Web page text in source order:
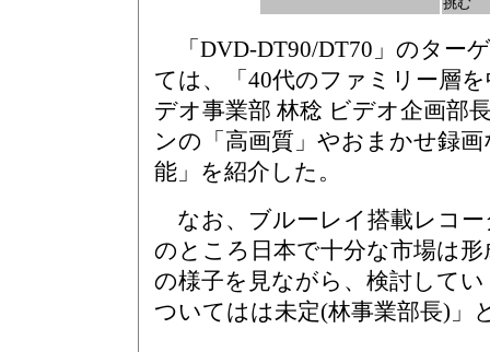
「DVD-DT90/DT70」のター
ては、「40代のファミリー層
デオ事業部 林稔 ビデオ企画部
ンの「高画質」やおまかせ録
能」を紹介した。
なお、ブルーレイ搭載レコ
のところ日本で十分な市場は
の様子を見ながら、検討して
ついてはは未定(林事業部長)」